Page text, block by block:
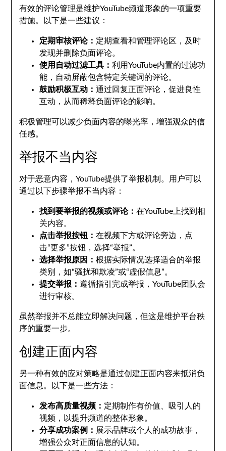
有效的评论管理是维护YouTube频道形象的一项重要
措施。以下是一些建议：
定期审核评论： 定期查看和管理评论区，及时
发现并删除负面评论。
使用自动过滤工具：利用YouTube内置的过滤功
能，自动屏蔽包含特定关键词的评论。
鼓励积极互动：通过回复正面评论，促进良性
互动，从而稀释负面评论的影响。
积极管理可以减少负面内容的曝光率，增强观众的信
任感。
举报不当内容
对于恶意内容，YouTube提供了举报机制。用户可以
通过以下步骤举报不当内容：
找到要举报的视频或评论：在YouTube上找到相
关内容。
点击举报按钮：在视频下方或评论旁边，点
击“更多”按钮，选择“举报”。
选择举报原因：根据实际情况选择适合的举报
类别，如“骚扰和欺凌”或“虚假信息”。
提交举报：遵循指引完成举报，YouTube团队会
进行审核。
虽然举报并不总能立即解决问题，但这是维护平台秩
序的重要一步。
创建正面内容
另一种有效的应对策略是通过创建正面内容来抵消负
面信息。以下是一些方法：
发布高质量视频： 定期制作有价值、吸引人的
视频，以提升频道的整体形象。
分享成功案例： 展示品牌或个人的成功故事，
增强公众对正面信息的认知。